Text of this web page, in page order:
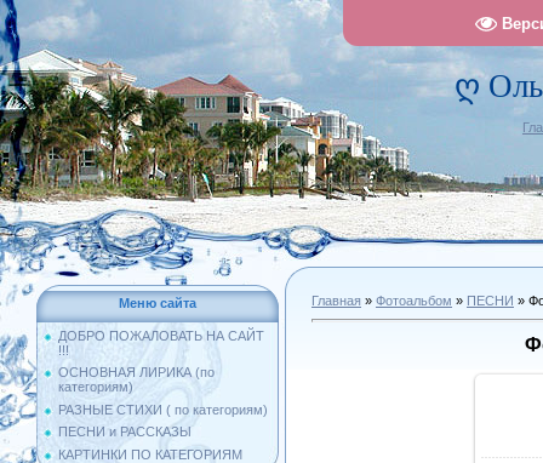
ღ
Меню сайта
ДОБРО ПОЖАЛОВАТЬ НА САЙТ
!!!
ОСНОВНАЯ ЛИРИКА (по
категориям)
РАЗНЫЕ СТИХИ ( по категориям)
ПЕСНИ и РАССКАЗЫ
КАРТИНКИ ПО КАТЕГОРИЯМ
Главная » Фотоальбом » ПЕСНИ »